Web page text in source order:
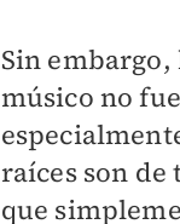
Sin
músico no
raíces son de
que